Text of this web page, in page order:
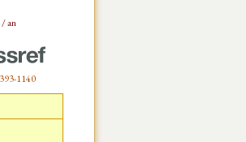
/ an
1140